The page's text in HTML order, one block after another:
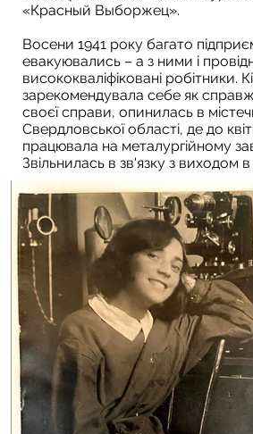
«Красный Выборжец».
Восени 1941 року багато
евакуювались – а з ними і
висококваліфіковані робітники.
зарекомендувала себе як
своєї справи, опинилась в
Свердловської області, де до
працювала на металургійному
Звільнилась в зв'язку з виходом